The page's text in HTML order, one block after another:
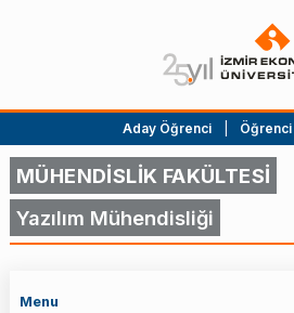
Aday Öğrenci Öğrenci
MÜHENDİSLİK FAKÜLTESİ
Yazılım Mühendisliği
Menu